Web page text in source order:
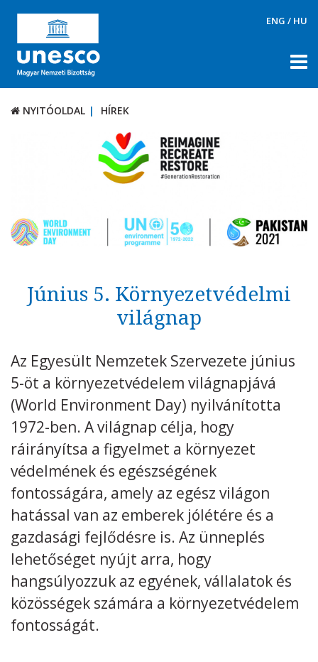
ENG / HU
NYITÓOLDAL HÍREK
PÁLYÁZATOK / DÍJAK
KAPCSOLAT
Adatkezelési tájékoztató Impresszum
Technikai információk
RSS
NYITÓOLDAL HÍREK
Június 5. Környezetvédelmi
világnap
Az Egyesült Nemzetek Szervezete június
5-öt a környezetvédelem világnapjává
(World Environment Day) nyilvánította
1972-ben. A világnap célja, hogy
ráirányítsa a figyelmet a környezet
védelmének és egészségének
fontosságára, amely az egész világon
hatással van az emberek jólétére és a
gazdasági fejlődésre is. Az ünneplés
lehetőséget nyújt arra, hogy
hangsúlyozzuk az egyének, vállalatok és
közösségek számára a környezetvédelem
fontosságát.